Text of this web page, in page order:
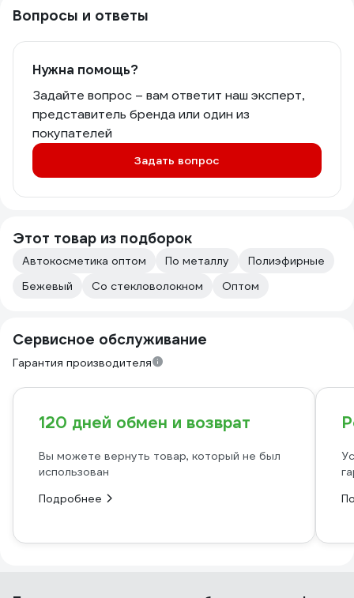
Вопросы и ответы
Нужна помощь?
Задайте вопрос – вам ответит наш эксперт,
представитель бренда или один из
покупателей
Задать вопрос
Этот товар из подборок
Автокосметика оптом По металлу
Полиэфирные
Бежевый
Со стекловолокном Оптом
Сервисное обслуживание
Гарантия производителя
120 дней обмен и возврат
Вы можете вернуть товар, который не был
использован
Подробнее